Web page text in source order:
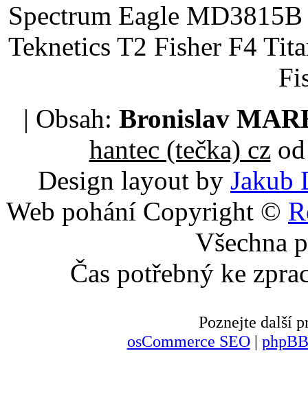
Spectrum Eagle
Teknetics T2 Fisher F4
| Obsah: Bronislav
hantec (tečka) czod
Design layout by Jakub
Web pohání Copyright ©
Všechna
Čas potřebný ke
Poznejte další
osCommerce SEO|